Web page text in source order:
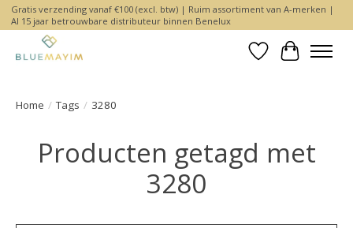
Gratis verzending vanaf €100 (excl. btw) | Ruim assortiment van A-merken |
Al 15 jaar betrouwbare distributeur binnen Benelux
Verlanglijst
Home / Tags / 3280
Producten getagd met
3280